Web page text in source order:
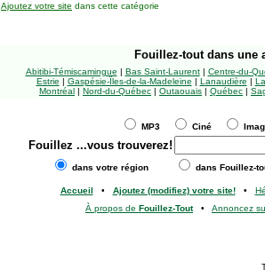
Ajoutez votre site dans cette catégorie
Fouillez-tout dans une
Abitibi-Témiscamingue | Bas Saint-Laurent| Centre-du-
Estrie | Gaspésie-Îles-de-la-Madeleine | Lanaudière |
Montréal | Nord-du-Québec | Outaouais | Québec |
MP3 Ciné
Fouillez ...vous trouverez!
dans votre région dans Fouillez-
Accueil • Ajoutez (modifiez) votre site!•
À propos de Fouillez-Tout• Annoncez